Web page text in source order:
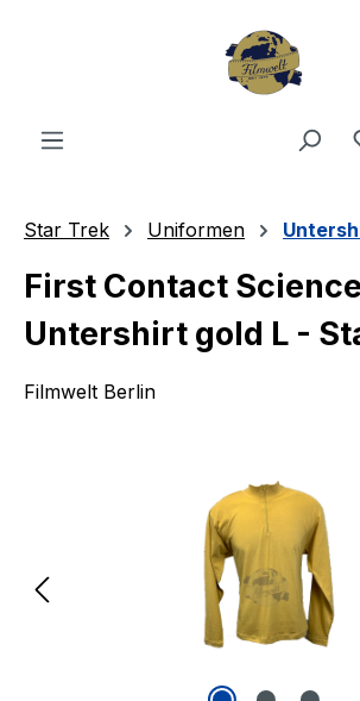
Star Trek Uniformen
First Contact Science
Untershirt gold L -
Filmwelt Berlin